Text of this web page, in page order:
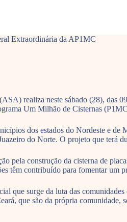
Extraordinária da AP1MC
realiza neste sábado (28), das
Um Milhão de Cisternas
dos estados do Nordeste e
do Norte. O projeto que terá
pela construção da cisterna de
têm contribuído para fomentar um
que surge da luta das
que são da própria comunidade,